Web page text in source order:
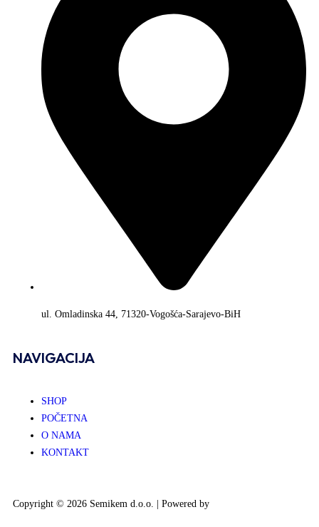
ul. Omladinska 44, 71320-Vogošća-Sarajevo-BiH
NAVIGACIJA
SHOP
POČETNA
O NAMA
KONTAKT
Copyright © 2026 Semikem d.o.o. | Powered by